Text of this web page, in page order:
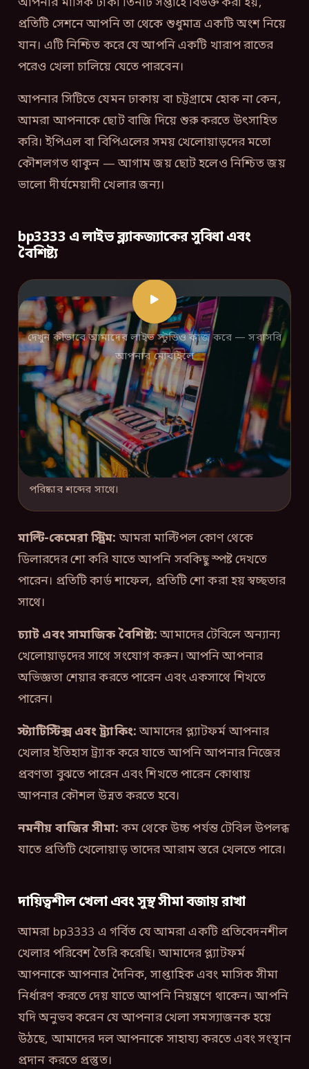
প্রতিটি সেশনে আপনি তা থেকে শুধুমাত্র একটি অংশ নিয়ে
যান। এটি নিশ্চিত করে যে আপনি একটি খারাপ রাতের
পরেও খেলা চালিয়ে যেতে পারবেন।
আপনার সিটিতে যেমন ঢাকায় বা চট্টগ্রামে হোক না কেন,
আমরা আপনাকে ছোট বাজি দিয়ে শুরু করতে উৎসাহিত
করি। ইপিএল বা বিপিএলের সময় খেলোয়াড়দের মতো
কৌশলগত থাকুন — আগাম জয় ছোট হলেও নিশ্চিত জয়
ভালো দীর্ঘমেয়াদী খেলার জন্য।
bp3333 এ লাইভ ব্ল্যাকজ্যাকের সুবিধা এবং
বৈশিষ্ট্য
দেখুন কীভাবে আমাদের লাইভ স্টুডিও কাজ করে — সরাসরি
আপনার মোবাইলে
আমাদের মোবাইল অ্যাপ আপনাকে যেকোনো জায়গা থেকে
লাইভ ব্ল্যাকজ্যাকে যোগ দিতে দেয়, উচ্চ-মানের ভিডিও এবং
পরিষ্কার শব্দের সাথে।
মাল্টি-কেমেরা স্ট্রিম: আমরা মাল্টিপল কোণ থেকে
ডিলারদের শো করি যাতে আপনি সবকিছু স্পষ্ট দেখতে
পারেন। প্রতিটি কার্ড শাফেল, প্রতিটি শো করা হয় স্বচ্ছতার
সাথে।
চ্যাট এবং সামাজিক বৈশিষ্ট্য:আমাদের টেবিলে অন্যান্য
খেলোয়াড়দের সাথে সংযোগ করুন। আপনি আপনার
অভিজ্ঞতা শেয়ার করতে পারেন এবং একসাথে শিখতে
পারেন।
স্ট্যাটিস্টিক্স এবং ট্র্যাকিং:আমাদের প্ল্যাটফর্ম আপনার
খেলার ইতিহাস ট্র্যাক করে যাতে আপনি আপনার নিজের
প্রবণতা বুঝতে পারেন এবং শিখতে পারেন কোথায়
আপনার কৌশল উন্নত করতে হবে।
নমনীয় বাজির সীমা: কম থেকে উচ্চ পর্যন্ত টেবিল উপলব্ধ
যাতে প্রতিটি খেলোয়াড় তাদের আরাম স্তরে খেলতে পারে।
দায়িত্বশীল খেলা এবং সুস্থ সীমা বজায় রাখা
আমরা bp3333 এ গর্বিত যে আমরা একটি প্রতিবেদনশীল
খেলার পরিবেশ তৈরি করেছি। আমাদের প্ল্যাটফর্ম
আপনাকে আপনার দৈনিক, সাপ্তাহিক এবং মাসিক সীমা
নির্ধারণ করতে দেয় যাতে আপনি নিয়ন্ত্রণে থাকেন। আপনি
যদি অনুভব করেন যে আপনার খেলা সমস্যাজনক হয়ে
উঠছে, আমাদের দল আপনাকে সাহায্য করতে এবং সংস্থান
প্রদান করতে প্রস্তুত।